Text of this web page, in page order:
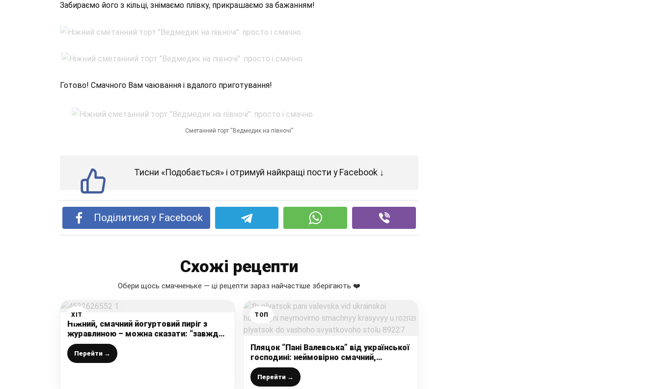
Забираємо його з кільці, знімаємо плівку, прикрашаємо за бажанням!
Готово! Смачного Вам чаювання і вдалого приготування!
Сметанний торт “Ведмедик на півночі”
Тисни «Подобається» і отримуй найкращі пости у Facebook ↓
Поділитися у Facebook
Схожі рецепти
Обери щось смачненьке — ці рецепти зараз найчастіше зберігають ❤️
ХІТ
Ніжний, смачний йогуртовий пиріг з
журавлиною – можна сказати: “завжди
вдало, дешево та сердито” до чаю
Перейти →
ТОП
Пляцок “Пані Валевська” від української
господині: неймовірно смачний,
красивий у розрізі пляцок до вашого
святкового столу
Перейти →